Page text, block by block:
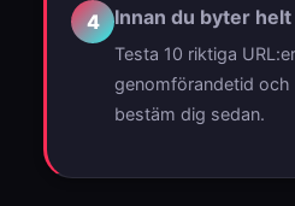
4 Innan du byter helt
Testa 10 riktiga
genomförandetid
bestäm dig sedan.